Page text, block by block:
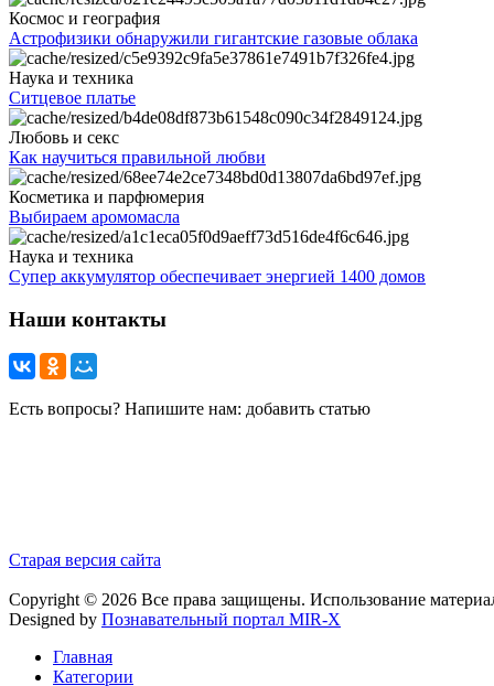
Космос и география
Астрофизики обнаружили гигантские газовые облака
Наука и техника
Ситцевое платье
Любовь и секс
Как научиться правильной любви
Косметика и парфюмерия
Выбираем аромомасла
Наука и техника
Супер аккумулятор обеспечивает энергией 1400 домов
Наши контакты
Есть вопросы? Напишите нам: добавить статью
Старая версия сайта
Copyright © 2026 Все права защищены. Использование
Designed by Познавательный портал MIR-X
Главная
Категории